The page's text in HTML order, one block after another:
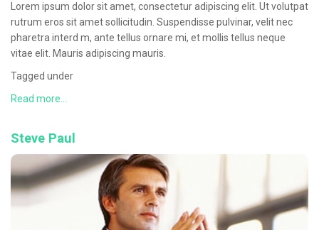
Lorem ipsum dolor sit amet, consectetur adipiscing elit. Ut volutpat
rutrum eros sit amet sollicitudin. Suspendisse pulvinar, velit nec
pharetra interd m, ante tellus ornare mi, et mollis tellus neque
vitae elit. Mauris adipiscing mauris.
Tagged under
Read more...
Steve Paul
Consultations
Nouvelles techniques à AMC
Activités et agenda scientifiques
Galerie
CONTACT